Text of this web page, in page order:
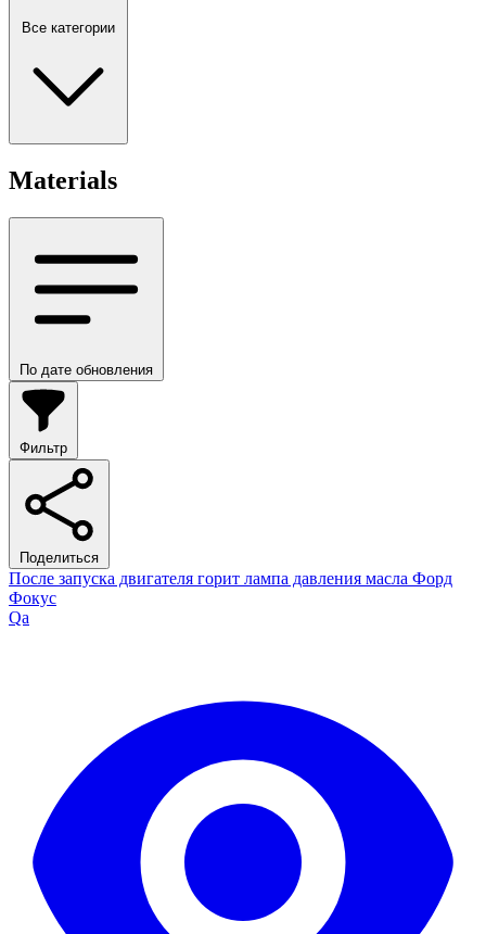
Все категории
Materials
По дате обновления
Фильтр
Поделиться
После запуска двигателя горит лампа давления масла Форд
Фокус
Qa